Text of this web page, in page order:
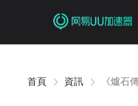
首頁 資訊 《爐石